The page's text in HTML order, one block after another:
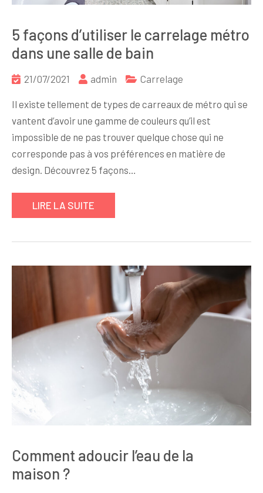
5 façons d’utiliser le carrelage métro
dans une salle de bain
21/07/2021 admin Carrelage
Il existe tellement de types de carreaux de métro qui se
vantent d’avoir une gamme de couleurs qu’il est
impossible de ne pas trouver quelque chose qui ne
corresponde pas à vos préférences en matière de
design. Découvrez 5 façons…
LIRE LA SUITE
Comment adoucir l’eau de la
maison ?